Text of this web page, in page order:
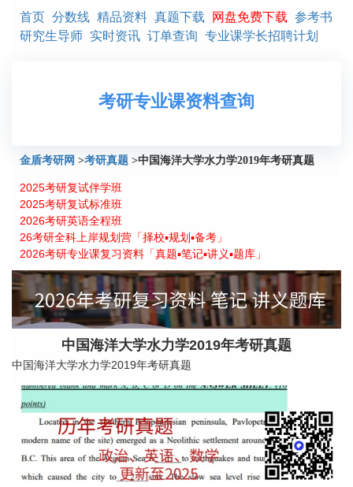
首页 分数线 精品资料 真题下载 网盘免费下载 参考书
研究生导师 实时资讯 订单查询 专业课学长招聘计划
考研专业课资料查询
金盾考研网 >考研真题 >中国海洋大学水力学2019年考研真题
2025考研复试伴学班
2025考研复试标准班
2026考研英语全程班
26考研全科上岸规划营「择校▪规划▪备考」
2026考研专业课复习资料「真题▪笔记▪讲义▪题库」
中国海洋大学水力学2019年考研真题
中国海洋大学水力学2019年考研真题